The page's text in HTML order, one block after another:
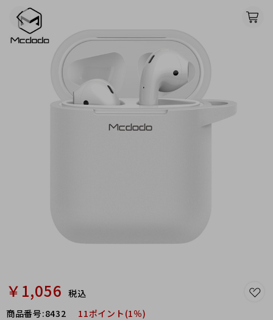
￥1,056 税込
商品番号:8432 11ポイント(1％)